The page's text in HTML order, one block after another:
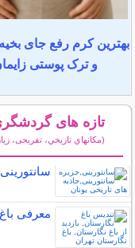
بهترین کرم رفع جای
و ترک پوستی
تازه های
(مكانهاي تاريخي، تفریحی،
معرفی